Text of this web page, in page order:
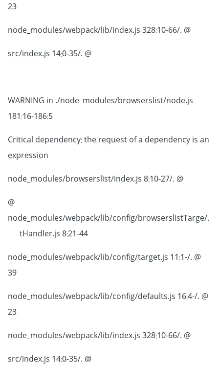
23
@ ./node_modules/webpack/lib/index.js 328:10-66
@ ./src/index.js 14:0-35
WARNING in ./node_modules/browserslist/node.js
181:16-186:5
Critical dependency: the request of a dependency is an
expression
@ ./node_modules/browserslist/index.js 8:10-27
@
./node_modules/webpack/lib/config/browserslistTarge
tHandler.js 8:21-44
@ ./node_modules/webpack/lib/config/target.js 11:1-
39
@ ./node_modules/webpack/lib/config/defaults.js 16:4-
23
@ ./node_modules/webpack/lib/index.js 328:10-66
@ ./src/index.js 14:0-35